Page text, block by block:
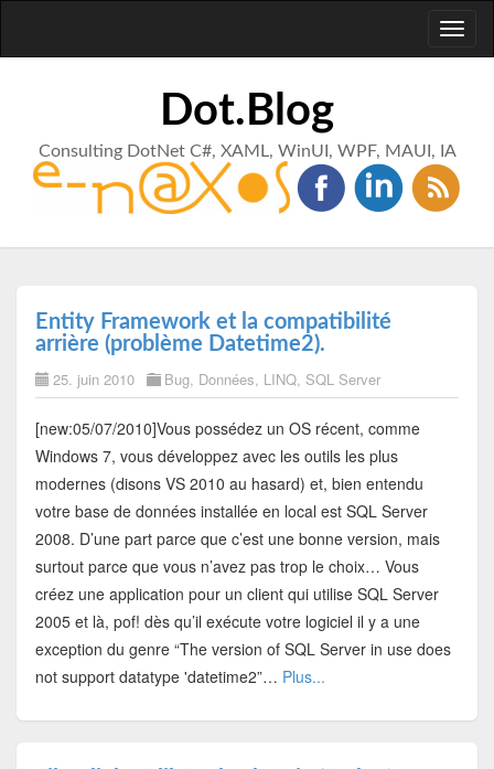
Dot.Blog
Consulting DotNet C#, XAML, WinUI, WPF, MAUI, IA
Entity Framework et la compatibilité
arrière (problème Datetime2).
25. juin 2010 Bug, Données, LINQ, SQL Server
[new:05/07/2010]Vous possédez un OS récent, comme
Windows 7, vous développez avec les outils les plus
modernes (disons VS 2010 au hasard) et, bien entendu
votre base de données installée en local est SQL Server
2008. D’une part parce que c’est une bonne version, mais
surtout parce que vous n’avez pas trop le choix… Vous
créez une application pour un client qui utilise SQL Server
2005 et là, pof! dès qu’il exécute votre logiciel il y a une
exception du genre “The version of SQL Server in use does
not support datatype 'datetime2”… Plus...